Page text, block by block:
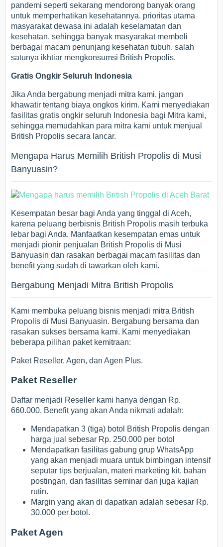
pandemi seperti sekarang mendorong banyak orang
untuk memperhatikan kesehatannya. prioritas utama
masyarakat dewasa ini adalah keselamatan dan
kesehatan, sehingga banyak masyarakat membeli
berbagai macam penunjang kesehatan tubuh. salah
satunya ikhtiar mengkonsumsi British Propolis.
Gratis Ongkir Seluruh Indonesia
Jika Anda bergabung menjadi mitra kami, jangan
khawatir tentang biaya ongkos kirim. Kami menyediakan
fasilitas gratis ongkir seluruh Indonesia bagi Mitra kami,
sehingga memudahkan para mitra kami untuk menjual
British Propolis secara lancar.
Mengapa Harus Memilih British Propolis di Musi
Banyuasin?
Kesempatan besar bagi Anda yang tinggal di Aceh,
karena peluang berbisnis British Propolis masih terbuka
lebar bagi Anda. Manfaatkan kesempatan emas untuk
menjadi pionir penjualan British Propolis di Musi
Banyuasin dan rasakan berbagai macam fasilitas dan
benefit yang sudah di tawarkan oleh kami.
Bergabung Menjadi Mitra British Propolis
Kami membuka peluang bisnis menjadi mitra British
Propolis di Musi Banyuasin. Bergabung bersama dan
rasakan sukses bersama kami. Kami menyediakan
beberapa pilihan paket kemitraan:
Paket Reseller, Agen, dan Agen Plus.
Paket Reseller
Daftar menjadi Reseller kami hanya dengan Rp.
660.000. Benefit yang akan Anda nikmati adalah:
Mendapatkan 3 (tiga) botol British Propolis dengan
harga jual sebesar Rp. 250.000 per botol
Mendapatkan fasilitas gabung grup WhatsApp
yang akan menjadi muara untuk bimbingan intensif
seputar tips berjualan, materi marketing kit, bahan
postingan, dan fasilitas seminar dan juga kajian
rutin.
Margin yang akan di dapatkan adalah sebesar Rp.
30.000 per botol.
Paket Agen